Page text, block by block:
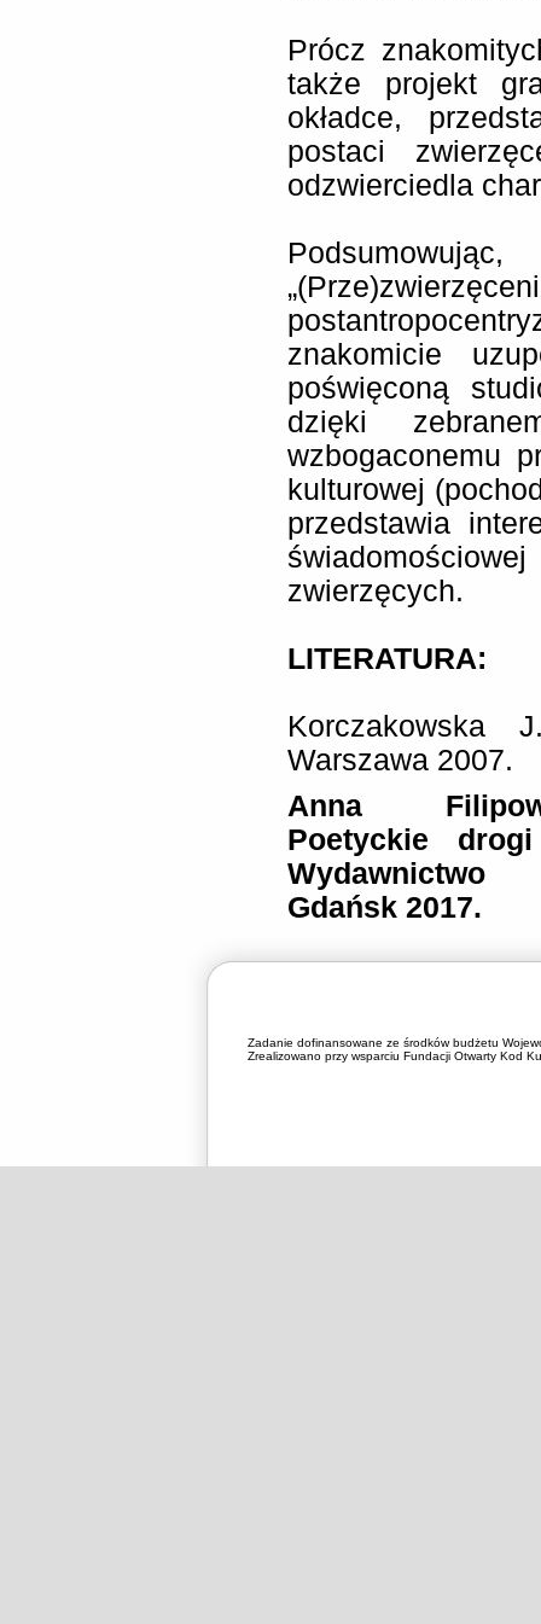
Prócz
także projekt
okładce,
postaci
odzwierciedla
znakomicie
poświęconą
dzięki
wzbogaconemu
kulturowej
przedstawia
zwierzęcych.
LITERATURA:
Korczakowska
Warszawa 2007.
Anna
Poetyckie
Wydawnictwo
Gdańsk 2017.
Zadanie dofinansowane ze środków budżetu
Zrealizowano przy wsparciu Fundacji Otwarty Kod